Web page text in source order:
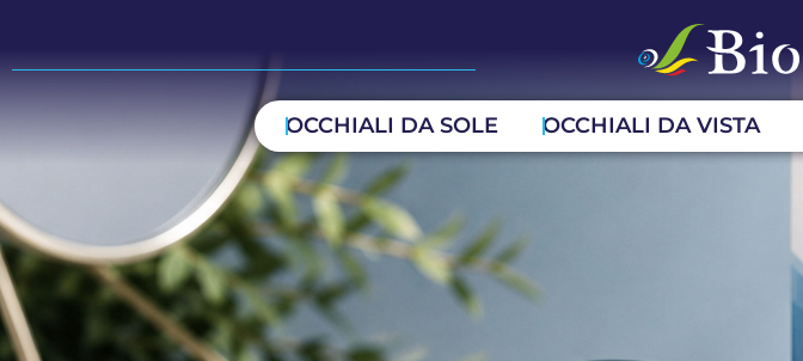
OCCHIALI DA SOLE OCCHIALI DA VISTA